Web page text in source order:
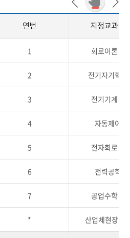
연번 지정교과목
1 회로이론Ⅰ
2 전기자기학Ⅰ
3 전기기계Ⅰ
4 자동제어
5 전자회로Ⅰ
6 전력공학
7 공업수학Ⅱ
* 산업체현장실